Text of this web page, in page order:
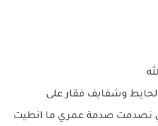
وشفايف فقار على
نصدمت صدمة عمري ما انطيت